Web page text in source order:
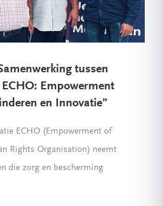
tussen
Empowerment
en Innovatie”
ECHO (Empowerment of
Rights Organisation) neemt
die zorg en bescherming